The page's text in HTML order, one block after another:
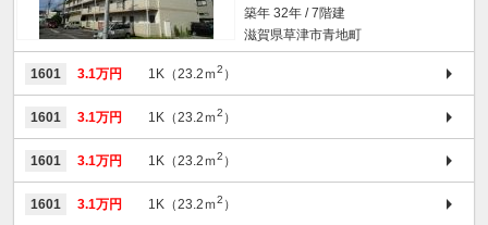
築年 32年 / 7階建
滋賀県草津市青地町
1601 3.1万円 1K（23.2ｍ2 ）
1601 3.1万円 1K（23.2ｍ2 ）
1601 3.1万円 1K（23.2ｍ2 ）
1601 3.1万円 1K（23.2ｍ2 ）